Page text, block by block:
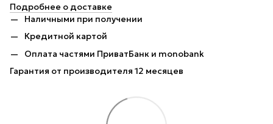
Подробнее о доставке
Наличными при получении
Кредитной картой
Оплата частями ПриватБанк и monobank
Гарантия от производителя 12 месяцев